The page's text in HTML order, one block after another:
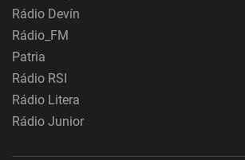
Rádio Devín
Rádio_FM
Patria
Rádio RSI
Rádio Litera
Rádio Junior